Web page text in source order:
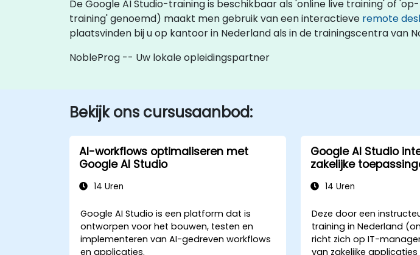
De Google AI Studio-training is beschikbaar als 'online live training' of
training' genoemd) maakt men gebruik van een interactieve remote
plaatsvinden bij u op kantoor in Nederland als in de trainingscentra van
NobleProg -- Uw lokale opleidingspartner
Bekijk ons cursusaanbod:
AI-workflows optimaliseren met
Google AI Studio
14 Uren
Google AI Studio is een platform dat is
ontworpen voor het bouwen, testen en
implementeren van AI-gedreven workflows
en applicaties.
Google AI Studio
zakelijke
14 Uren
Deze door een
training in Nederland
richt zich op IT-
van zakelijke applicaties